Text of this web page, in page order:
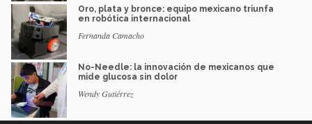
Oro, plata y bronce: equipo mexicano triunfa
en robótica internacional
Fernanda Camacho
No-Needle: la innovación de mexicanos que
mide glucosa sin dolor
Wendy Gutiérrez